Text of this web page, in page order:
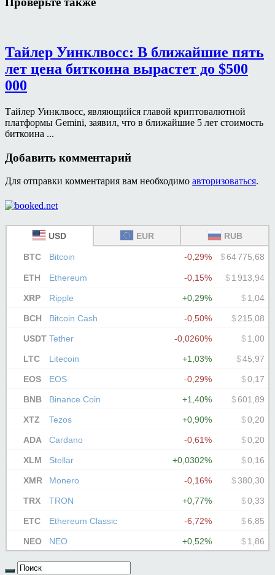
Тайлер Уинклвосс: В ближайшие пять
лет цена биткоина вырастет до $500
000
Тайлер Уинклвосс, являющийся главой криптовалютной
платформы Gemini, заявил, что в ближайшие 5 лет стоимость
биткоина ...
Добавить комментарий
Для отправки комментария вам необходимо авторизоваться.